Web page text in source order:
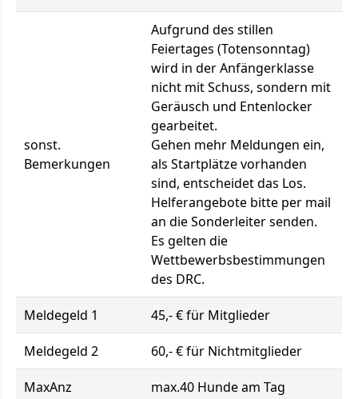
sonst.
Bemerkungen
Aufgrund des stillen
Feiertages (Totensonntag)
wird in der Anfängerklasse
nicht mit Schuss, sondern mit
Geräusch und Entenlocker
gearbeitet.
Gehen mehr Meldungen ein,
als Startplätze vorhanden
sind, entscheidet das Los.
Helferangebote bitte per mail
an die Sonderleiter senden.
Es gelten die
Wettbewerbsbestimmungen
des DRC.
Meldegeld 1 45,- € für Mitglieder
Meldegeld 2 60,- € für Nichtmitglieder
MaxAnz max.40 Hunde am Tag